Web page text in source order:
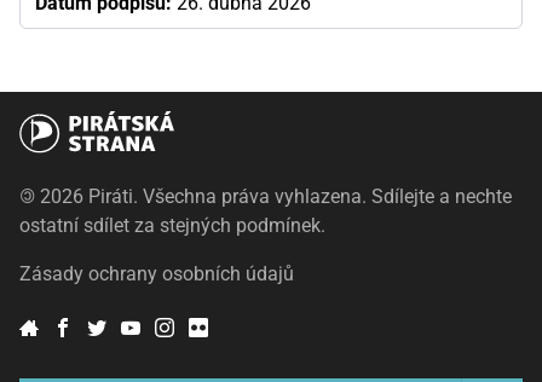
© 2026 Piráti. Všechna práva vyhlazena. Sdílejte a nechte
ostatní sdílet za stejných podmínek.
Zásady ochrany osobních údajů